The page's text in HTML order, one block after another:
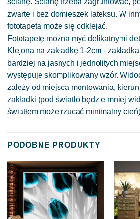
ścianę. Ścianę trzeba zagruntować,
zwarte i bez domieszek lateksu. W
fototapeta może się odklejać.
Fototapetę można myć delikatnymi
Klejona na zakładkę 1-2cm -
bardziej na jasnych i jednolitych
występuje skomplikowany wzór.
zależy od miejsca montowania,
zakładki (pod światło będzie mniej
światłem może rzucać minimalny
PODOBNE PRODUKTY